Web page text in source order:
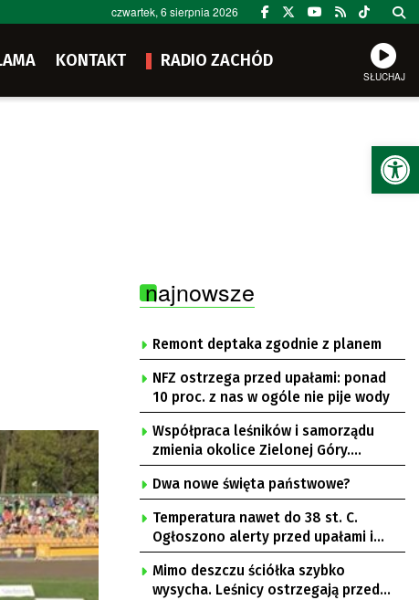
czwartek, 6 sierpnia 2026
KONTAKT RADIO ZACHÓD
SŁUCHAJ
najnowsze
Remont deptaka zgodnie z planem
NFZ ostrzega przed upałami: ponad
10 proc. z nas w ogóle nie pije wody
Współpraca leśników i samorządu
zmienia okolice Zielonej Góry.
Powstają nowe ścieżki rowerowe
Dwa nowe święta państwowe?
Temperatura nawet do 38 st. C.
Ogłoszono alerty przed upałami i
burzami
Mimo deszczu ściółka szybko
wysycha. Leśnicy ostrzegają przed